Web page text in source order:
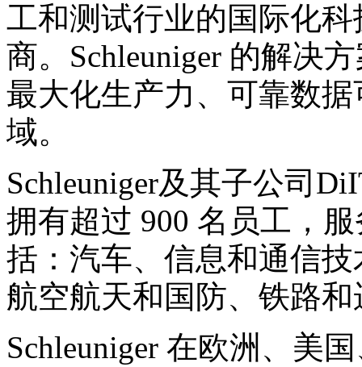
工和测试行业的国际化
商。Schleuniger 的解决
最大化生产力、可靠数
域。
Schleuniger及其子公司
拥有超过 900 名员工，
括：汽车、信息和通信
航空航天和国防、铁路
Schleuniger 在欧洲、美